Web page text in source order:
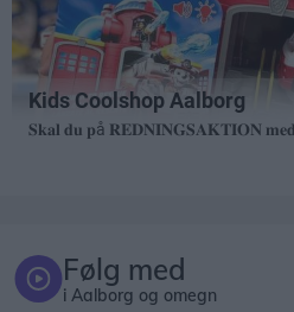
Følg med
i Aalborg og omegn